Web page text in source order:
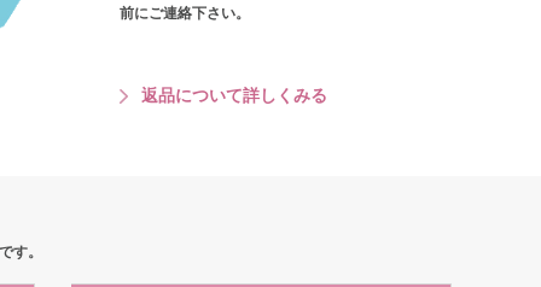
前にご連絡下さい。
返品について詳しくみる
す。